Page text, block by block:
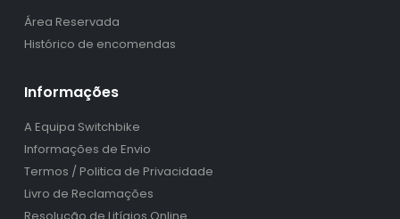
Área Reservada
Histórico de encomendas
Informações
A Equipa Switchbike
Informações de Envio
Termos / Politica de Privacidade
Livro de Reclamações